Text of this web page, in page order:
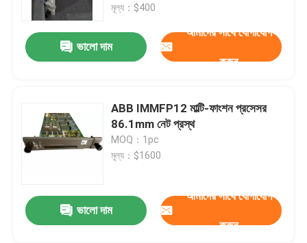
মূল্য：$400
ভালো দাম
আমাদের সাথে যোগাযোগ
করুন
ABB IMMFP12 মাল্টি-ফাংশন প্রসেসর
86.1mm নেট প্রস্থ
MOQ：1pc
মূল্য：$1600
ভালো দাম
আমাদের সাথে যোগাযোগ
করুন